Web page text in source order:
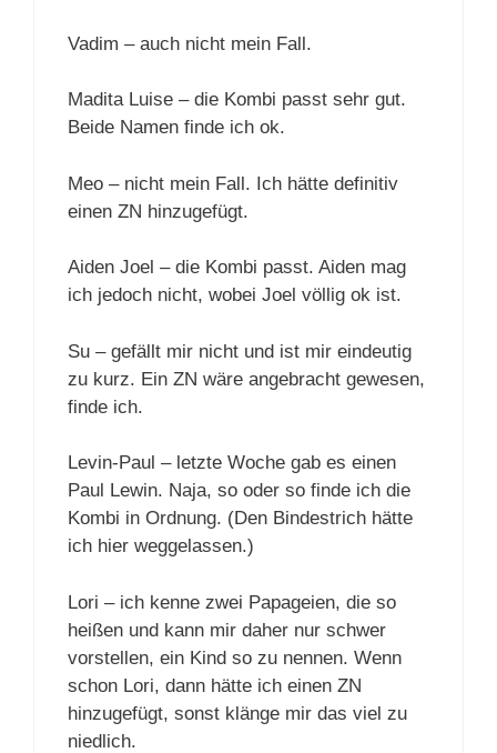
Vadim – auch nicht mein Fall.
Madita Luise – die Kombi passt sehr gut.
Beide Namen finde ich ok.
Meo – nicht mein Fall. Ich hätte definitiv
einen ZN hinzugefügt.
Aiden Joel – die Kombi passt. Aiden mag
ich jedoch nicht, wobei Joel völlig ok ist.
Su – gefällt mir nicht und ist mir eindeutig
zu kurz. Ein ZN wäre angebracht gewesen,
finde ich.
Levin-Paul – letzte Woche gab es einen
Paul Lewin. Naja, so oder so finde ich die
Kombi in Ordnung. (Den Bindestrich hätte
ich hier weggelassen.)
Lori – ich kenne zwei Papageien, die so
heißen und kann mir daher nur schwer
vorstellen, ein Kind so zu nennen. Wenn
schon Lori, dann hätte ich einen ZN
hinzugefügt, sonst klänge mir das viel zu
niedlich.